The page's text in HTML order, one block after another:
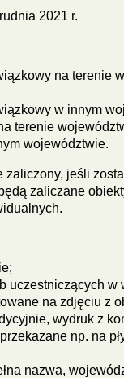
2021 r.
na terenie
w innym
terenie
województwie.
zaliczony, jeśli
zaliczane
uczestniczących w
na zdjęciu z
wydruk z
np. na
nazwa,